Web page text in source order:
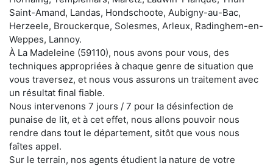
Saint-Amand, Landas, Hondschoote, Aubigny-au-Bac,
Herzeele, Brouckerque, Solesmes, Arleux, Radinghem-en-
Weppes, Lannoy.
À La Madeleine (59110), nous avons pour vous, des
techniques appropriées à chaque genre de situation que
vous traversez, et nous vous assurons un traitement avec
un résultat final fiable.
Nous intervenons 7 jours / 7 pour la désinfection de
punaise de lit, et à cet effet, nous allons pouvoir nous
rendre dans tout le département, sitôt que vous nous
faîtes appel.
Sur le terrain, nos agents étudient la nature de votre